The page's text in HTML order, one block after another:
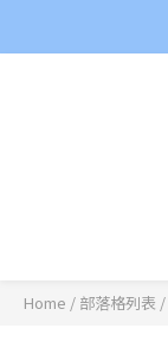
Home / 部落格列表 /